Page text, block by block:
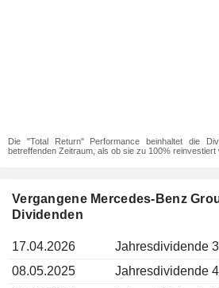
Die "Total Return" Performance beinhaltet die
betreffenden Zeitraum, als ob sie zu 100% reinvestiert
Vergangene Mercedes-Benz
Dividenden
17.04.2026
Jahresdividende
08.05.2025
Jahresdividende